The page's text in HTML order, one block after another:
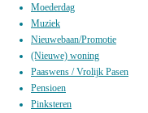
Moederdag
Muziek
Nieuwebaan/Promotie
(Nieuwe) woning
Paaswens / Vrolijk Pasen
Pensioen
Pinksteren